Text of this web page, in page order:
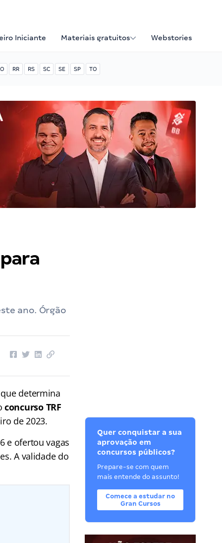
Iniciante Materiais gratuitos Webstories
RR RS SC SE SP TO
ano. Órgão
determina
concurso TRF
de 2023.
e ofertou vagas
A validade do
Quer conquistar a sua
aprovação em
concursos públicos?
Prepare-se com quem
mais entende do assunto!
Comece a estudar no
Gran Cursos